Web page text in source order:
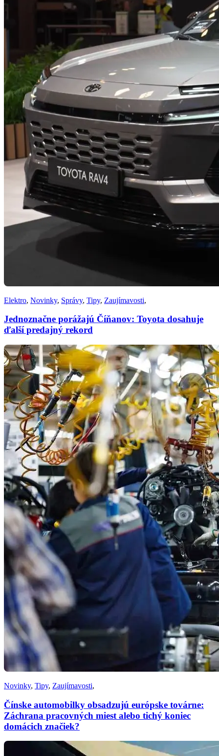
Elektro, Novinky, Správy, Tipy, Zaujímavosti,
Jednoznačne porážajú Číňanov: Toyota dosahuje
ďalší predajný rekord
Novinky, Tipy, Zaujímavosti,
Čínske automobilky obsadzujú európske továrne:
Záchrana pracovných miest alebo tichý koniec
domácich značiek?